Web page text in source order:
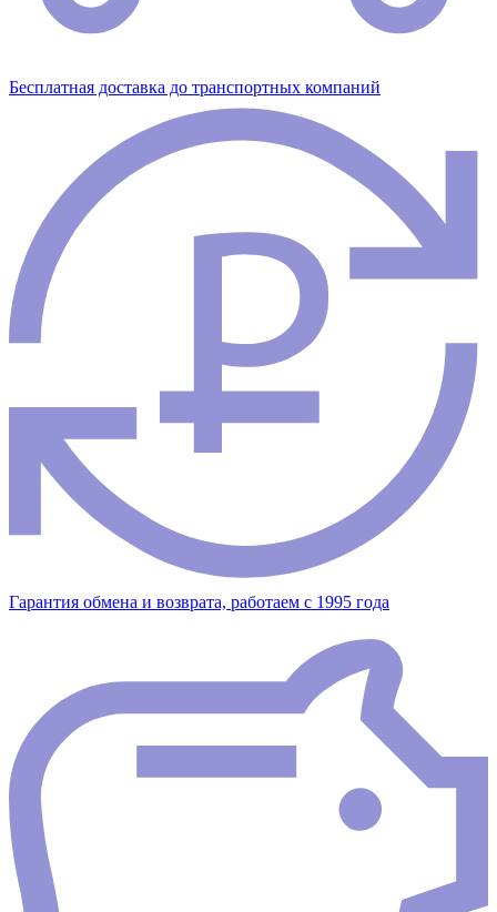
Бесплатная доставка до транспортных компаний
Гарантия обмена и возврата, работаем с 1995 года